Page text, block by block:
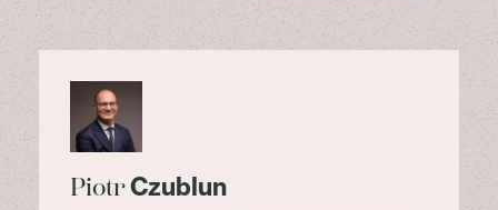
PiotrCzublun